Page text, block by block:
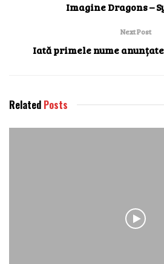
Imagine Dragons –
Next Post
Iată primele nume
Related Posts